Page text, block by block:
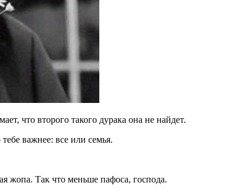
что второго такого дурака она не найдет.
важнее: все или семья.
жопа. Так что меньше пафоса, господа.